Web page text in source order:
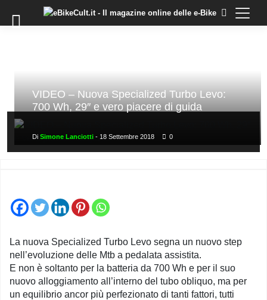
×
STORIE
TRAINING
TUTORIAL
LO
CONTATTI
POLICY
VIDEO – Nuova Specialized Turbo Levo:
700 Wh, 29″ e vero piacere di guida
Di Simone Lanciotti - 18 Settembre 2018 0
La nuova Specialized Turbo Levo segna un nuovo step
nell’evoluzione delle Mtb a pedalata assistita.
E non è soltanto per la batteria da 700 Wh e per il suo
nuovo alloggiamento all’interno del tubo obliquo, ma per
un equilibrio ancor più perfezionato di tanti fattori, tutti